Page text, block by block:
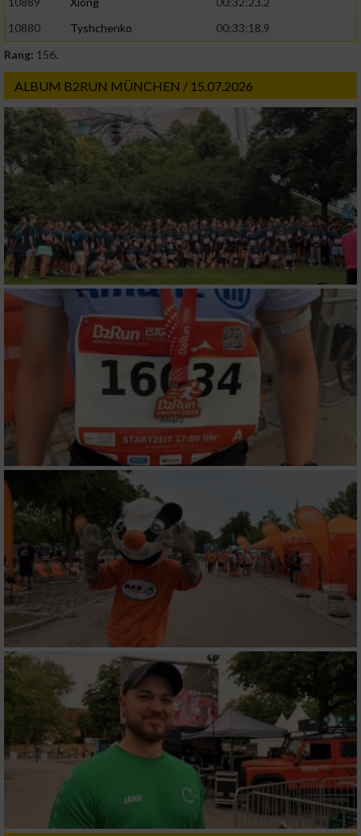
10880
Tyshchenko
00:33:18.9
Rang: 156.
ALBUM B2RUN MÜNCHEN / 15.07.2026